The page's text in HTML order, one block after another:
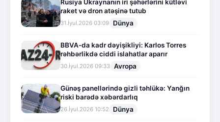
Rusiya Ukraynanın iri şəhərlərini kütləvi
raket və dron atəşinə tutub
31.İyul.2026 03:09 Dünya
BBVA-da kadr dəyişikliyi: Karlos Torres
rəhbərlikdə ciddi islahatlar aparır
30.İyul.2026 09:33 Avropa
Günəş panellərində gizli təhlükə: Yanğın
riski barədə xəbərdarlıq
26.İyul.2026 10:52 Dünya